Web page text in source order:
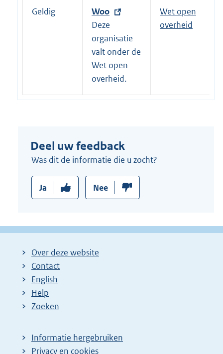
k
:
Geldig
E
x
t
e
r
n
e
k
:
Woo
Deze
organisatie
valt onder de
Wet open
overheid.
Wet open
overheid
Deel uw feedback
Was dit de informatie die u zocht?
Ja Nee
Over deze website
Contact
English
Help
Zoeken
Informatie hergebruiken
Privacy en cookies